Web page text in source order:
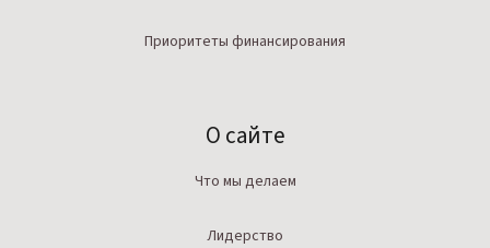
Приоритеты финансирования
О сайте
Что мы делаем
Лидерство